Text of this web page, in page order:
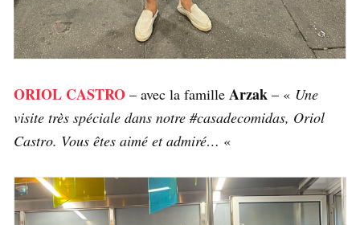
ORIOL CASTRO – avec la famille Arzak – « Une
visite très spéciale dans notre #casadecomidas, Oriol
Castro. Vous êtes aimé et admiré… «